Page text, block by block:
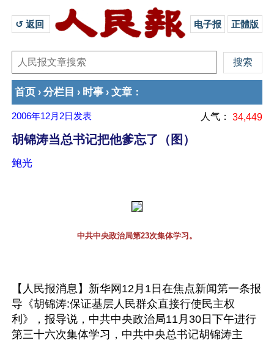
↺ 返回 电子报 正體版
首页 › 分栏目 › 时事 › 文章 ：
2006年12月2日 发表 人气： 34,449
胡锦涛当总书记把他爹忘了（图）
鲍光
中共中央政治局第23次集体学习。
【人民报消息】新华网12月1日在焦点新闻第一条报
导《胡锦涛:保证基层人民群众直接行使民主权
利》，报导说，中共中央政治局11月30日下午进行
第三十六次集体学习，中共中央总书记胡锦涛主